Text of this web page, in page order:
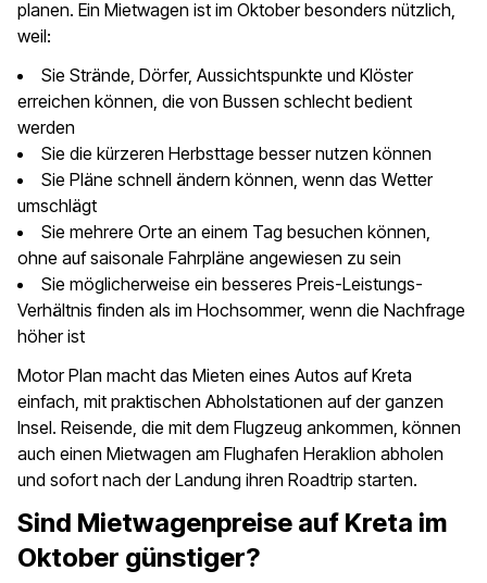
planen. Ein Mietwagen ist im Oktober besonders nützlich,
weil:
Sie Strände, Dörfer, Aussichtspunkte und Klöster
erreichen können, die von Bussen schlecht bedient
werden
Sie die kürzeren Herbsttage besser nutzen können
Sie Pläne schnell ändern können, wenn das Wetter
umschlägt
Sie mehrere Orte an einem Tag besuchen können,
ohne auf saisonale Fahrpläne angewiesen zu sein
Sie möglicherweise ein besseres Preis-Leistungs-
Verhältnis finden als im Hochsommer, wenn die Nachfrage
höher ist
Motor Plan macht das Mieten eines Autos auf Kreta
einfach, mit praktischen Abholstationen auf der ganzen
Insel. Reisende, die mit dem Flugzeug ankommen, können
auch einen Mietwagen am Flughafen Heraklion abholen
und sofort nach der Landung ihren Roadtrip starten.
Sind Mietwagenpreise auf Kreta im
Oktober günstiger?